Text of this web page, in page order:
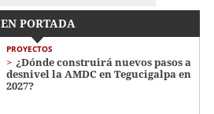
EN PORTADA
PROYECTOS
¿Dónde construirá nuevos pasos a
desnivel la AMDC en Tegucigalpa en
2027?